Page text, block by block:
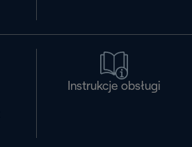
Instrukcje obsługi